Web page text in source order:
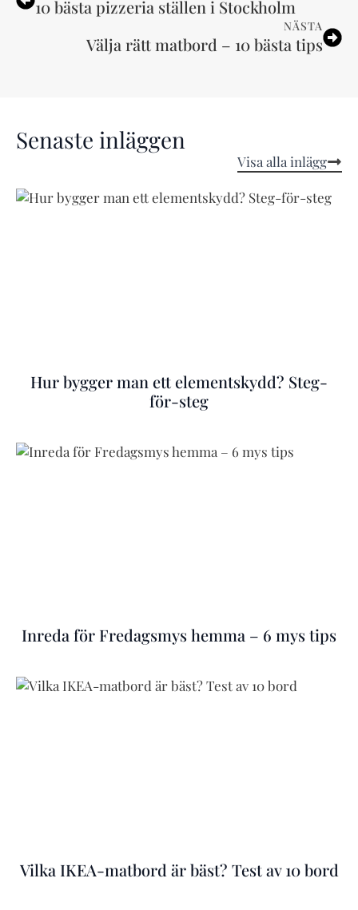
10 bästa pizzeria ställen i Stockholm
NÄSTA
Välja rätt matbord – 10 bästa tips
Senaste inläggen
Visa alla inlägg
Hur bygger man ett elementskydd? Steg-
för-steg
Inreda för Fredagsmys hemma – 6 mys tips
Vilka IKEA-matbord är bäst? Test av 10 bord